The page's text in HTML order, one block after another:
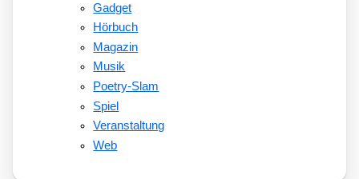
Gadget
Hörbuch
Magazin
Musik
Poetry-Slam
Spiel
Veranstaltung
Web